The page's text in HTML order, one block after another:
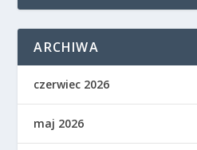
ARCHIWA
czerwiec 2026
maj 2026